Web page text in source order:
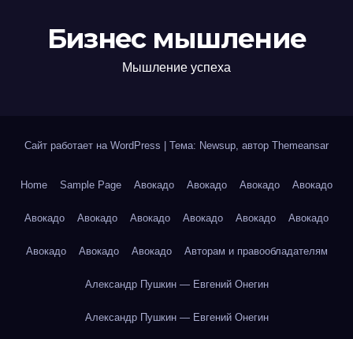
Бизнес мышление
Мышление успеха
Сайт работает на WordPress Тема: Newsup, автор Themeansar
Home Sample Page Авокадо Авокадо Авокадо Авокадо
Авокадо Авокадо Авокадо Авокадо Авокадо Авокадо
Авокадо Авокадо Авокадо Авторам и правообладателям
Александр Пушкин — Евгений Онегин
Александр Пушкин — Евгений Онегин